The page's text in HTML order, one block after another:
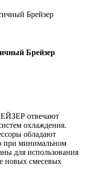
Брейзер
отвечают
охлаждения.
обладают
при минимальном
для использования
новых смесевых